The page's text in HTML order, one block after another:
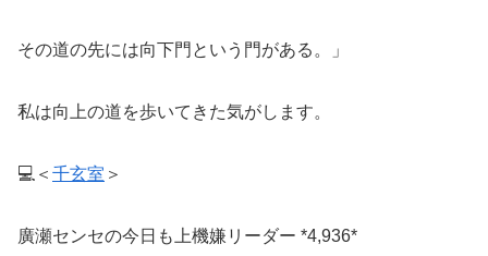
その道の先には向下門という門がある。」
私は向上の道を歩いてきた気がします。
💻＜ 千玄室 ＞
廣瀬センセの今日も上機嫌リーダー *4,936*